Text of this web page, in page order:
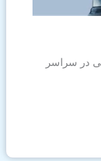
در سراسر